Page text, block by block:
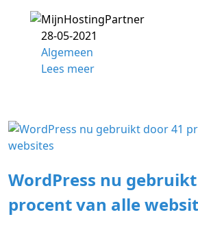
28-05-2021
Algemeen
Lees meer
WordPress nu
procent van alle